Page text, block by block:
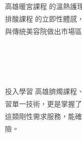
高雄暖宮課程 的溫熱護
排酸課程 的立即性體感
與傳統美容院做出市場
投入學習 高雄臍燭課程
習單一技術，更是掌握
這類剛性需求服務，能
險。